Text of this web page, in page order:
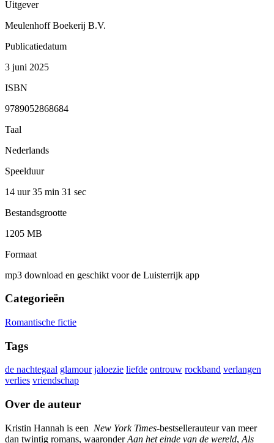
Uitgever
Meulenhoff Boekerij B.V.
Publicatiedatum
3 juni 2025
ISBN
9789052868684
Taal
Nederlands
Speelduur
14 uur 35 min 31 sec
Bestandsgrootte
1205 MB
Formaat
mp3 download en geschikt voor de Luisterrijk app
Categorieën
Romantische fictie
Tags
de nachtegaal glamour jaloezie liefde ontrouw rockband verlangen
verlies vriendschap
Over de auteur
Kristin Hannah is een New York Times-bestsellerauteur van meer
dan twintig romans, waaronderAan het einde van de wereld, Als